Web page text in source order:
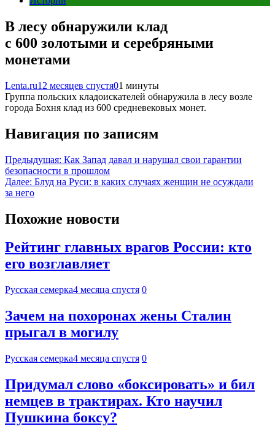
В лесу обнаружили клад
с 600 золотыми и серебряными
монетами
Lenta.ru12 месяцев спустя01 минуты
Группа польских кладоискателей обнаружила в лесу возле
города Бохня клад из 600 средневековых монет.
Навигация по записям
Предыдущая: Как Запад давал и нарушал свои гарантии
безопасности в прошлом
Далее: Блуд на Руси: в каких случаях женщин не осуждали
за него
Похожие новости
Рейтинг главных врагов России: кто
его возглавляет
Русская семерка4 месяца спустя 0
Зачем на похоронах жены Сталин
прыгал в могилу
Русская семерка4 месяца спустя 0
Придумал слово «боксировать» и бил
немцев в трактирах. Кто научил
Пушкина боксу?